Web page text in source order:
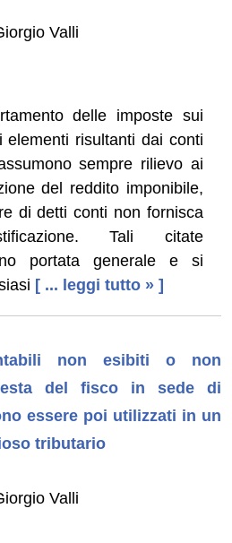
Valli
delle imposte sui
elementi risultanti dai conti
sempre rilievo ai
del reddito imponibile,
di detti conti non fornisca
Tali citate
portata generale e si
[ ... leggi tutto » ]
non esibiti o non
del fisco in sede di
essere poi utilizzati in un
tributario
Valli